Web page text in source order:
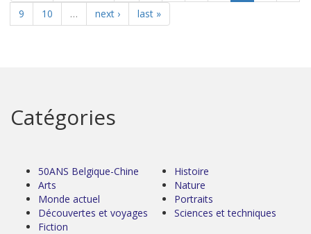
9
10 … next › last »
Catégories
50ANS Belgique-Chine
Arts
Monde actuel
Découvertes et voyages
Fiction
Histoire
Nature
Portraits
Sciences et techniques